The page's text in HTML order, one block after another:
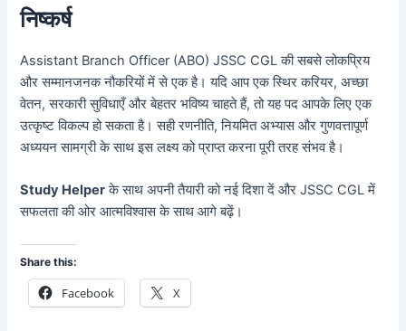
निष्कर्ष
Assistant Branch Officer (ABO) JSSC CGL की सबसे लोकप्रिय
और सम्मानजनक नौकरियों में से एक है। यदि आप एक स्थिर करियर, अच्छा
वेतन, सरकारी सुविधाएँ और बेहतर भविष्य चाहते हैं, तो यह पद आपके लिए एक
उत्कृष्ट विकल्प हो सकता है। सही रणनीति, नियमित अभ्यास और गुणवत्तापूर्ण
अध्ययन सामग्री के साथ इस लक्ष्य को प्राप्त करना पूरी तरह संभव है।
Study Helperके साथ अपनी तैयारी को नई दिशा दें और JSSC CGL में
सफलता की ओर आत्मविश्वास के साथ आगे बढ़ें।
Share this:
Facebook X